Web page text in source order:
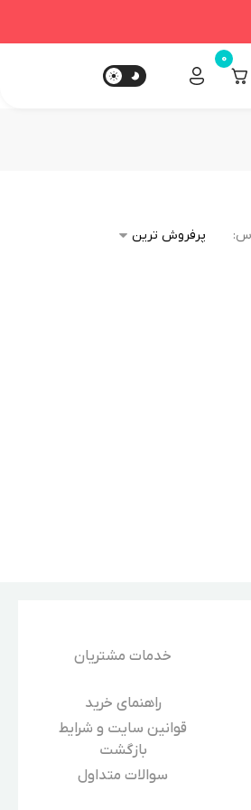
0
خدمات مشتریان
راهنمای خرید
قوانین سایت و شرایط
بازگشت
سوالات متداول